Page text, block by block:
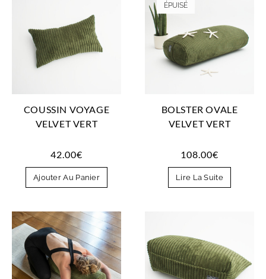
COUSSIN VOYAGE
VELVET VERT
42.00€
Ajouter Au Panier
ÉPUISÉ
BOLSTER OVALE
VELVET VERT
108.00€
Lire La Suite